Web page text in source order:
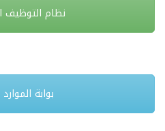
نظام التوظيف
بوابة